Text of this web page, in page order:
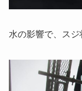
水の影響で、スジ